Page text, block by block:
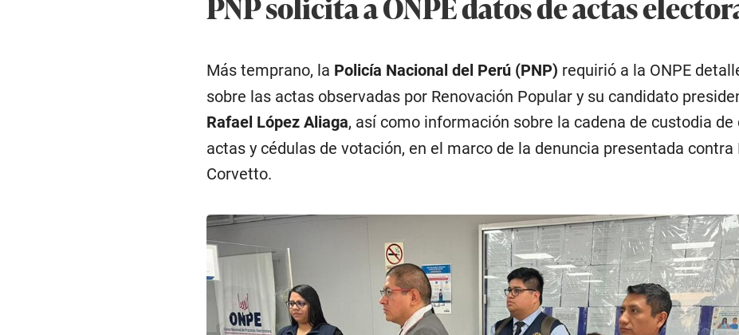
Más temprano, la Policía Nacional del Perú (PNP) requirió a la ONPE
sobre las actas observadas por Renovación Popular y su candidato
Rafael López Aliaga, así como información sobre la cadena de custodia de
actas y cédulas de votación, en el marco de la denuncia presentada contra
Corvetto.